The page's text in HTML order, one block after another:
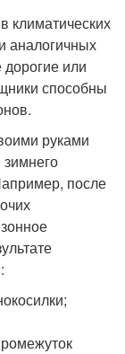
климатических
аналогичных
или
способны
руками
зимнего
после